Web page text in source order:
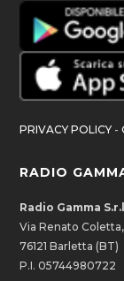
PRIVACY POLICY -
RADIO
Radio Gamma
Via Renato
76121 Barletta (BT)
P.I. 05744980722